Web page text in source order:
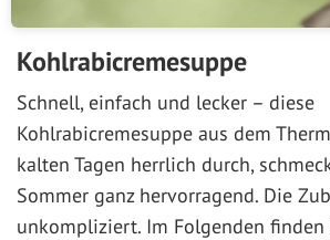
Kohlrabicremesuppe
Schnell, einfach und lecker – diese
Kohlrabicremesuppe aus dem
kalten Tagen herrlich durch,
Sommer ganz hervorragend. Die
unkompliziert. Im Folgenden finden